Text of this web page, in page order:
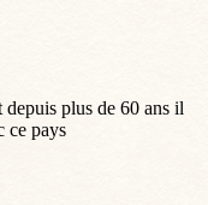
plus de 60 ans il
ce pays